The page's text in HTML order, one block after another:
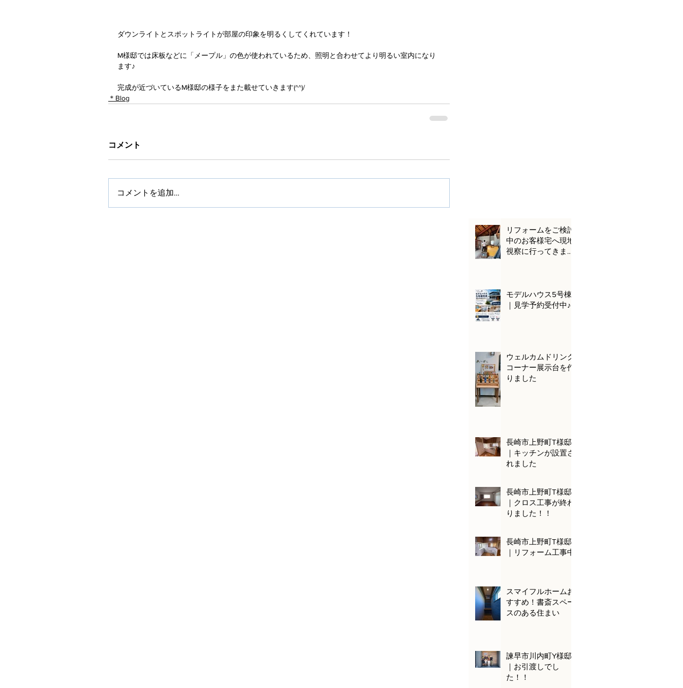
ダウンライトとスポットライトが部屋の印象を明るくしてくれています！
M様邸では床板などに「メープル」の色が使われているため、照明と合わせてより明るい室内になり
ます♪
完成が近づいているM様邸の様子をまた載せていきます(^^)/
＊Blog
コメント
コメントを追加…
リフォームをご検討
中のお客様宅へ現地
視察に行ってきまし
モデルハウス5号棟
｜見学予約受付中♪
ウェルカムドリンク
コーナー展示台を作
りました
長崎市上野町T様邸
｜キッチンが設置さ
れました
長崎市上野町T様邸
｜クロス工事が終わ
りました！！
長崎市上野町T様邸
｜リフォーム工事中
スマイフルホームお
すすめ！書斎スペー
スのある住まい
諫早市川内町Y様邸
｜お引渡しでし
た！！